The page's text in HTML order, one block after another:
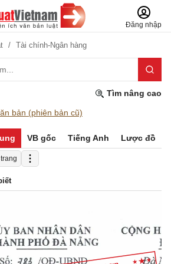
Đăng nhập
Tài chính-Ngân hàng
Tìm nâng cao
bản (phiên bản cũ)
VB gốc Tiếng Anh Lược đồ
BAN NHAN DAN CONG
PHO BA NANG
S: 7SA /QD-UBND
Dà